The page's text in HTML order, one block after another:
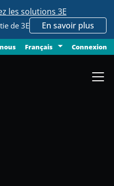
les solutions 3E
de 3E En savoir plus
Français Connexion